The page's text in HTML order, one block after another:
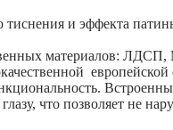
тиснения и эффекта
материалов:
что позволяет не